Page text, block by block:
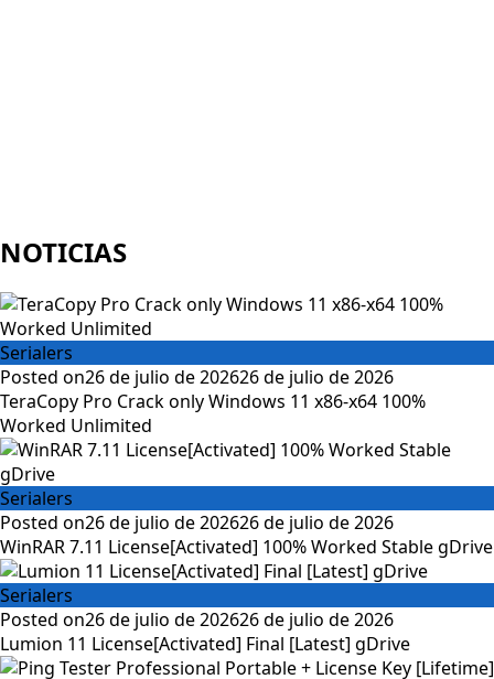
NOTICIAS
Serialers
Posted on26 de julio de 202626 de julio de 2026
TeraCopy Pro Crack only Windows 11 x86-x64 100%
Worked Unlimited
Serialers
Posted on26 de julio de 202626 de julio de 2026
WinRAR 7.11 License[Activated] 100% Worked Stable gDrive
Serialers
Posted on26 de julio de 202626 de julio de 2026
Lumion 11 License[Activated] Final [Latest] gDrive